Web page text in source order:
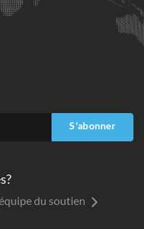
S'abonner
du soutien